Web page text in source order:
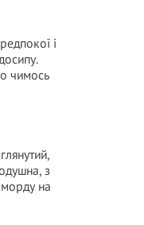
і
чимось
з
на